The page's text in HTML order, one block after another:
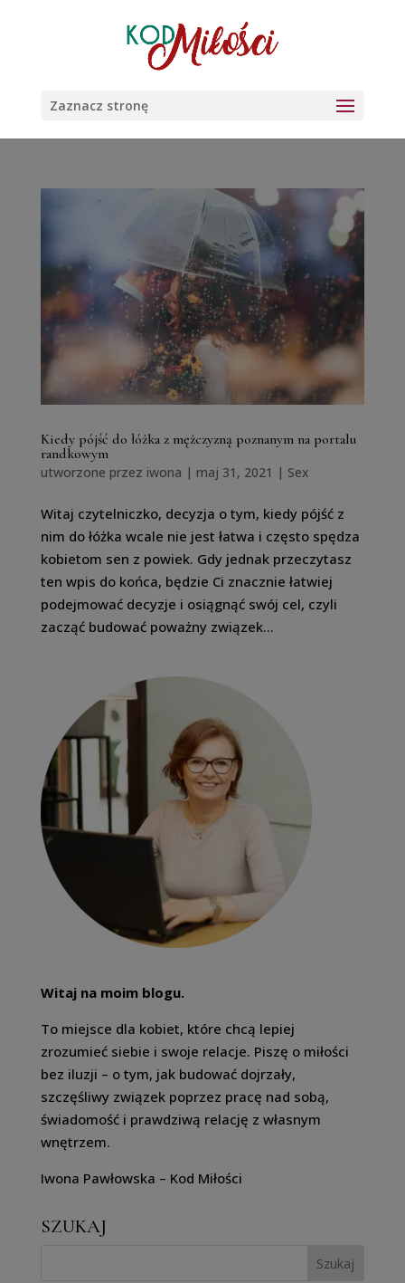
Zaznacz stronę
Kiedy pójść do łóżka z mężczyzną poznanym na portalu
randkowym
utworzone przez iwona | maj 31, 2021 | Sex
Witaj czytelniczko, decyzja o tym, kiedy pójść z
nim do łóżka wcale nie jest łatwa i często spędza
kobietom sen z powiek. Gdy jednak przeczytasz
ten wpis do końca, będzie Ci znacznie łatwiej
podejmować decyzje i osiągnąć swój cel, czyli
zacząć budować poważny związek...
Witaj na moim blogu.
To miejsce dla kobiet, które chcą lepiej
zrozumieć siebie i swoje relacje. Piszę o miłości
bez iluzji – o tym, jak budować dojrzały,
szczęśliwy związek poprzez pracę nad sobą,
świadomość i prawdziwą relację z własnym
wnętrzem.
Iwona Pawłowska – Kod Miłości
SZUKAJ